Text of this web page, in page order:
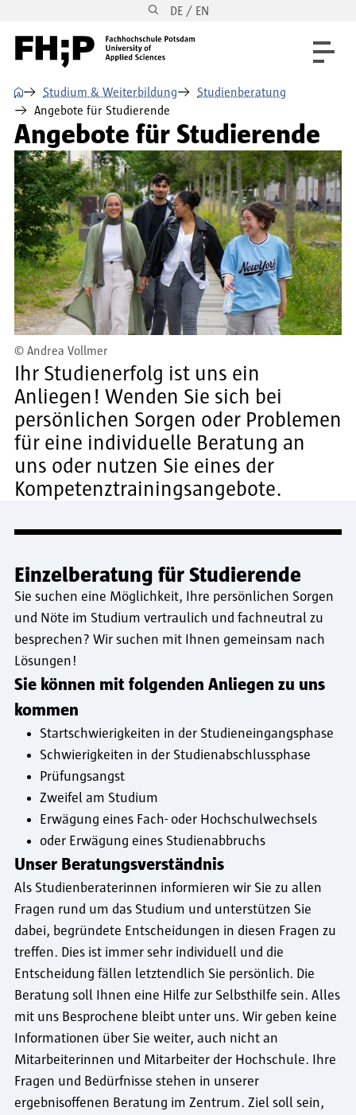
Direkt zur Hauptnavigation DE / EN
⌂ Studium & Weiterbildung
Studienberatung
Angebote für Studierende
Angebote für Studierende
© Andrea Vollmer
Ihr Studienerfolg ist uns ein
Anliegen! Wenden Sie sich bei
persönlichen Sorgen oder Problemen
für eine individuelle Beratung an
uns oder nutzen Sie eines der
Kompetenztrainingsangebote.
Einzelberatung für Studierende
Sie suchen eine Möglichkeit, Ihre persönlichen Sorgen
und Nöte im Studium vertraulich und fachneutral zu
besprechen? Wir suchen mit Ihnen gemeinsam nach
Lösungen!
Sie können mit folgenden Anliegen zu uns
kommen
Startschwierigkeiten in der Studieneingangsphase
Schwierigkeiten in der Studienabschlussphase
Prüfungsangst
Zweifel am Studium
Erwägung eines Fach- oder Hochschulwechsels
oder Erwägung eines Studienabbruchs
Unser Beratungsverständnis
Als Studienberaterinnen informieren wir Sie zu allen
Fragen rund um das Studium und unterstützen Sie
dabei, begründete Entscheidungen in diesen Fragen zu
treffen. Dies ist immer sehr individuell und die
Entscheidung fällen letztendlich Sie persönlich. Die
Beratung soll Ihnen eine Hilfe zur Selbsthilfe sein. Alles
mit uns Besprochene bleibt unter uns. Wir geben keine
Informationen über Sie weiter, auch nicht an
Mitarbeiterinnen und Mitarbeiter der Hochschule. Ihre
Fragen und Bedürfnisse stehen in unserer
ergebnisoffenen Beratung im Zentrum. Ziel soll sein,